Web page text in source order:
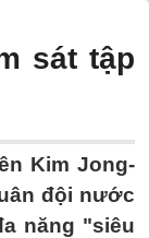
sát tập
Kim Jong-
đội nước
năng "siêu